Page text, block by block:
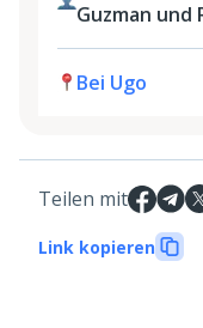
Guzman und
Bei Ugo
Teilen mit
Link kopieren